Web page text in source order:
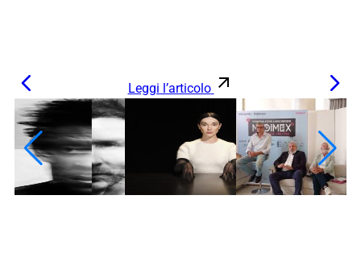
Leggi l’articolo